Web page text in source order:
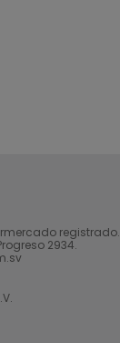
registrado.
2934.